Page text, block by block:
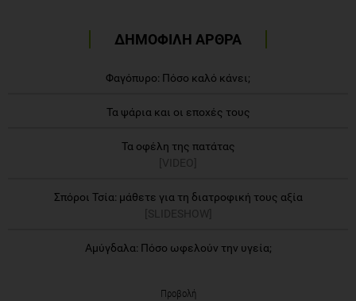
ΔΗΜΟΦΙΛΗ ΑΡΘΡΑ
Φαγόπυρο: Πόσο καλό κάνει;
Τα ψάρια και οι εποχές τους
Τα οφέλη της πατάτας
[VIDEO]
Σπόροι Τσία: μάθετε για τη διατροφική τους αξία
[SLIDESHOW]
Αμύγδαλα: Πόσο ωφελούν την υγεία;
Προβολή